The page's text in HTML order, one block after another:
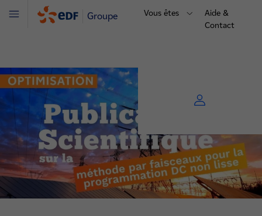
Groupe Vous êtes
Aide &
Contact
Menu